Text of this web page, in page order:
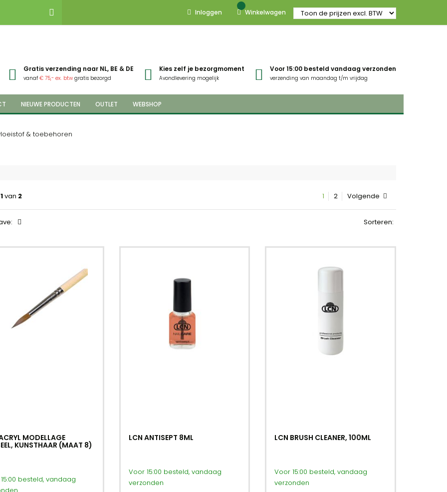
Inloggen Winkelwagen
Gratis verzending naar NL, BE & DE
vanaf€ 75,- ex. btw gratis bezorgd
Kies zelf je bezorgmoment
Avondlevering mogelijk
Voor 15:00 besteld vandaag verzonden
verzending van maandag t/m vrijdag
NIEUWE PRODUCTEN OUTLET WEBSHOP
& toebehoren
1van 2 1 2 Volgende
Sorteren:
MODELLAGE
KUNSTHAAR (MAAT 8)
besteld, vandaag
LCN ANTISEPT 8ML
Voor 15:00 besteld, vandaag
verzonden
LCN BRUSH CLEANER, 100ML
Voor 15:00 besteld, vandaag
verzonden